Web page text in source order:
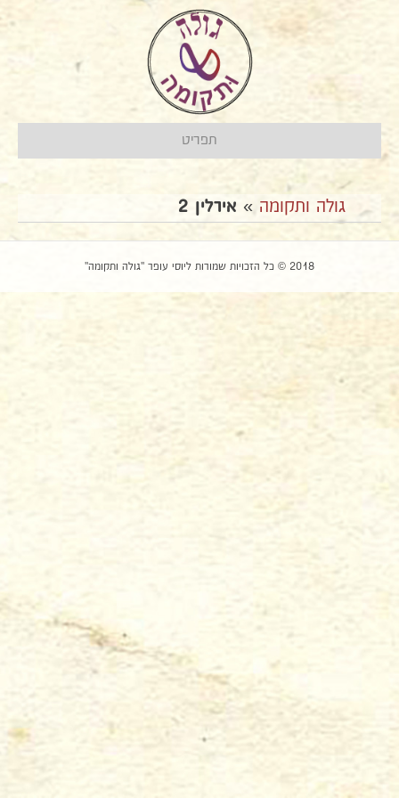
תפריט
גולה ותקומה » אירלין 2
2018 © כל הזכויות שמורות ליוסי עופר "גולה ותקומה"